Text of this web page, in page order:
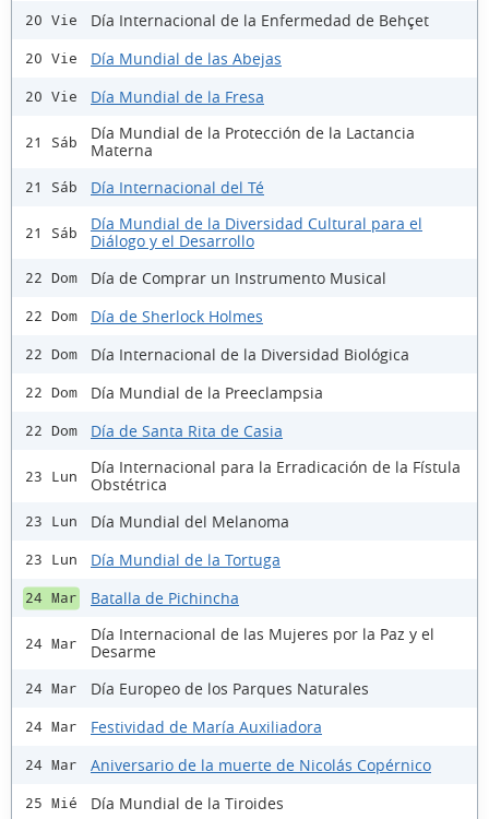
20 Vie Día Internacional de la Enfermedad de Behçet
20 Vie Día Mundial de las Abejas
20 Vie Día Mundial de la Fresa
21 Sáb
Día Mundial de la Protección de la Lactancia
Materna
21 Sáb Día Internacional del Té
21 Sáb
Día Mundial de la Diversidad Cultural para el
Diálogo y el Desarrollo
22 Dom Día de Comprar un Instrumento Musical
22 Dom Día de Sherlock Holmes
22 Dom Día Internacional de la Diversidad Biológica
22 Dom Día Mundial de la Preeclampsia
22 Dom Día de Santa Rita de Casia
23 Lun
Día Internacional para la Erradicación de la Fístula
Obstétrica
23 Lun Día Mundial del Melanoma
23 Lun Día Mundial de la Tortuga
24 Mar Batalla de Pichincha
24 Mar
Día Internacional de las Mujeres por la Paz y el
Desarme
24 Mar Día Europeo de los Parques Naturales
24 Mar Festividad de María Auxiliadora
24 Mar Aniversario de la muerte de Nicolás Copérnico
25 Mié Día Mundial de la Tiroides